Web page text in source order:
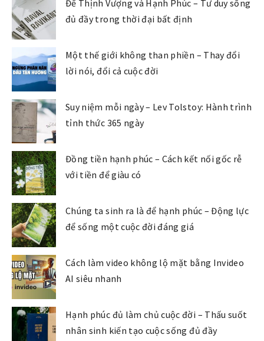
Để Thịnh Vượng và Hạnh Phúc – Tư duy sống
đủ đầy trong thời đại bất định
Một thế giới không than phiền – Thay đổi
lời nói, đổi cả cuộc đời
Suy niệm mỗi ngày – Lev Tolstoy: Hành trình
tỉnh thức 365 ngày
Đồng tiền hạnh phúc – Cách kết nối gốc rễ
với tiền để giàu có
Chúng ta sinh ra là để hạnh phúc – Động lực
để sống một cuộc đời đáng giá
Cách làm video không lộ mặt bằng Invideo
AI siêu nhanh
Hạnh phúc đủ làm chủ cuộc đời – Thấu suốt
nhân sinh kiến tạo cuộc sống đủ đầy